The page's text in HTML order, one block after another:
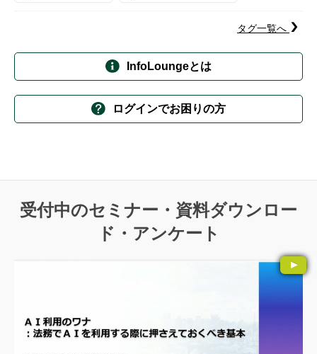
タグ一覧へ
InfoLoungeとは
ログインでお困りの方
受付中のセミナー・資料ダウンロー
ド・アンケート